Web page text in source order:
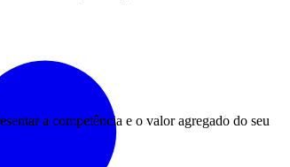
a competência e o valor agregado do seu